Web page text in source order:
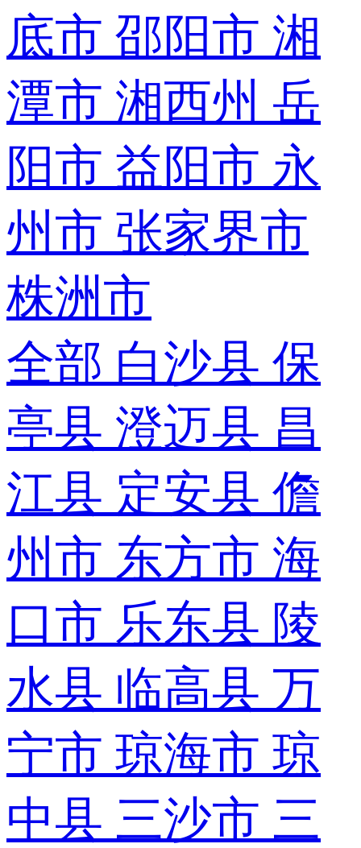
底市 邵阳市 湘
潭市 湘西州 岳
阳市 益阳市 永
州市 张家界市
株洲市
全部 白沙县 保
亭县 澄迈县 昌
江县 定安县 儋
州市 东方市 海
口市 乐东县 陵
水县 临高县 万
宁市 琼海市 琼
中县 三沙市 三